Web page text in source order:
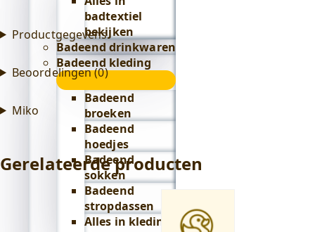
badtextiel
bekijken
Badeend drinkwaren
Badeend kleding
Badeend
broeken
Badeend
hoedjes
Badeend
sokken
Badeend
stropdassen
Alles in kleding
Productgegevens
Beoordelingen (0)
Miko
Gerelateerde producten